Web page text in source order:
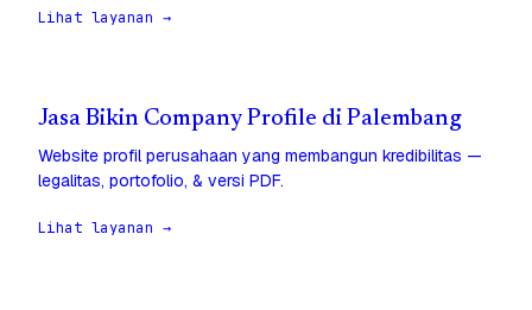
Lihat layanan →
Jasa Bikin Company Profile di Palembang
Website profil perusahaan yang membangun kredibilitas —
legalitas, portofolio, & versi PDF.
Lihat layanan →